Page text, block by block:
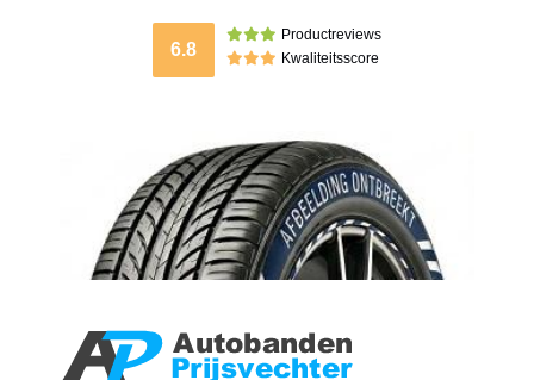
6.8
Productreviews
Kwaliteitsscore